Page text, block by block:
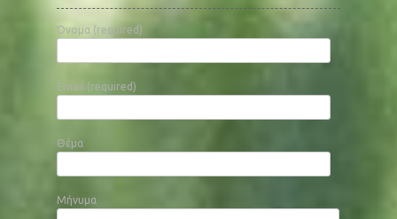
Όνομα (required)
Email (required)
Θέμα
Μήνυμα